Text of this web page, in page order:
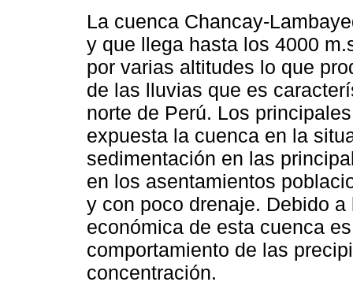
La cuenca Chancay-
y que llega hasta los 4000
por varias altitudes lo que
de las lluvias que es
norte de Perú. Los
expuesta la cuenca en la
sedimentación en las
en los asentamientos
y con poco drenaje. Debido
económica de esta cuenca
comportamiento de las
concentración.